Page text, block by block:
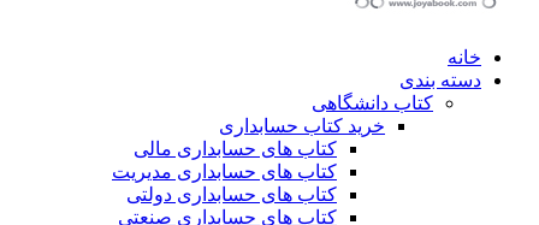
خانه
دسته بندی
کتاب دانشگاهی
خرید کتاب حسابداری
کتاب های حسابداری مالی
کتاب های حسابداری مدیریت
کتاب های حسابداری دولتی
کتاب های حسابداری صنعتی